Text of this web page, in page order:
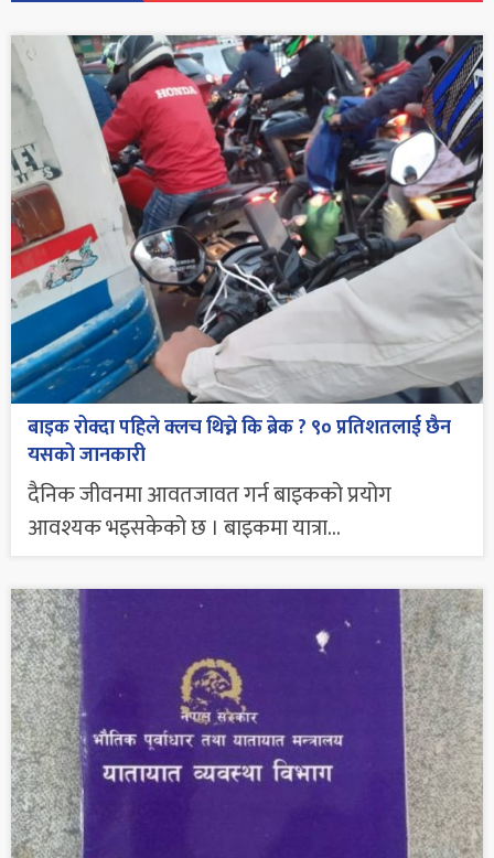
बाइक रोक्दा पहिले क्लच थिच्ने कि ब्रेक ? ९० प्रतिशतलाई छैन
यसको जानकारी
दैनिक जीवनमा आवतजावत गर्न बाइकको प्रयोग
आवश्यक भइसकेको छ । बाइकमा यात्रा...